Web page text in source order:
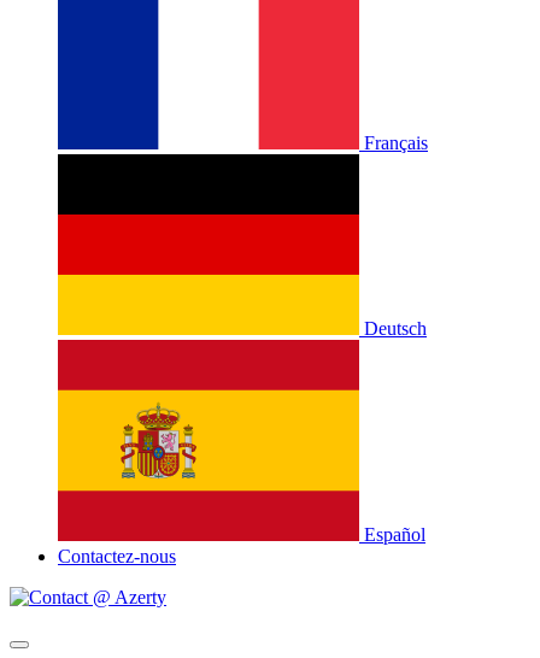
Français
Deutsch
Español
Contactez-nous